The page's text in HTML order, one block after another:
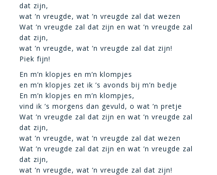
dat zijn,
wat ’n vreugde, wat ’n vreugde zal dat wezen
Wat ’n vreugde zal dat zijn en wat ’n vreugde zal
dat zijn,
wat ’n vreugde, wat ’n vreugde zal dat zijn!
Piek fijn!
En m’n klopjes en m’n klompjes
en m’n klopjes zet ik ’s avonds bij m’n bedje
En m’n klopjes en m’n klompjes,
vind ik ’s morgens dan gevuld, o wat ’n pretje
Wat ’n vreugde zal dat zijn en wat ’n vreugde zal
dat zijn,
wat ’n vreugde, wat ’n vreugde zal dat wezen
Wat ’n vreugde zal dat zijn en wat ’n vreugde zal
dat zijn,
wat ’n vreugde, wat ’n vreugde zal dat zijn!